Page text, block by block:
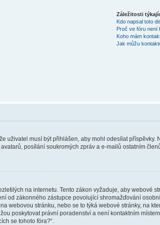
Záležitosti
Kdo napsal toto
Proč ve fóru není
Koho mám
Jak můžu
uživatel musí být přihlášen, aby mohl odesílat
posílání soukromých zpráv a e-mailů ostatním
na internetu. Tento zákon vyžaduje, aby webové
od zákonného zástupce povolující shromažďování
webovou stránku, nebo se to týká webové stránky, na
poskytovat právní poradenství a není kontaktním
se tohoto fóra?“.